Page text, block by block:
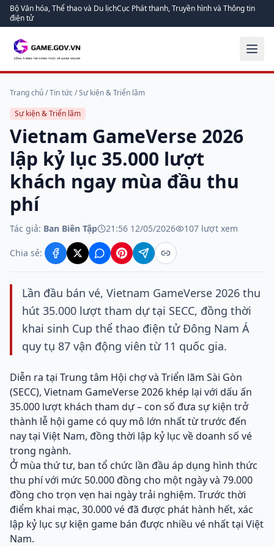
Bộ Văn hóa, Thể thao và Du lịchCục Phát thanh, Truyền hình và Thông tin
điện tử
Trang chủ/Tin tức/Sự kiện & Triển lãm
Sự kiện & Triển lãm
Vietnam GameVerse 2026
lập kỷ lục 35.000 lượt
khách ngay mùa đầu thu
phí
Tác giả: Ban Biên Tập 21:56 12/05/2026 107 lượt xem
Chia sẻ:
Lần đầu bán vé, Vietnam GameVerse 2026 thu
hút 35.000 lượt tham dự tại SECC, đồng thời
khai sinh Cup thể thao điện tử Đông Nam Á
quy tụ 87 vận động viên từ 11 quốc gia.
Diễn ra tại Trung tâm Hội chợ và Triển lãm Sài Gòn
(SECC), Vietnam GameVerse 2026 khép lại với dấu ấn
35.000 lượt khách tham dự – con số đưa sự kiện trở
thành lễ hội game có quy mô lớn nhất từ trước đến
nay tại Việt Nam, đồng thời lập kỷ lục về doanh số vé
trong ngành.
Ở mùa thứ tư, ban tổ chức lần đầu áp dụng hình thức
thu phí với mức 50.000 đồng cho một ngày và 79.000
đồng cho trọn vẹn hai ngày trải nghiệm. Trước thời
điểm khai mạc, 30.000 vé đã được phát hành hết, xác
lập kỷ lục sự kiện game bán được nhiều vé nhất tại Việt
Nam.